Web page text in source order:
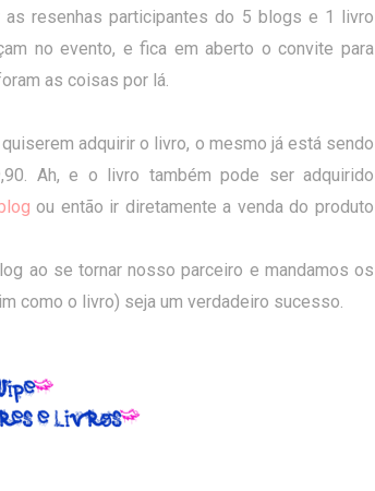
resenhas participantes do 5 blogs e 1 livro
no evento, e fica em aberto o convite para
as coisas por lá.
adquirir o livro, o mesmo já está sendo
Ah, e o livro também pode ser adquirido
ou então ir diretamente a venda do produto
ao se tornar nosso parceiro e mandamos os
como o livro) seja um verdadeiro sucesso.